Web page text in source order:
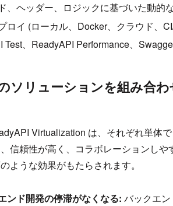
、ヘッダー、ロジックに基づいた動的
ロイ (ローカル、Docker、クラウド、
Test、ReadyAPI Performance、
ソリューションを組み合
Virtualization は、それぞれ単体
信頼性が高く、コラボレーションし
ような効果がもたらされます。
ンド開発の停滞がなくなる: バックエ